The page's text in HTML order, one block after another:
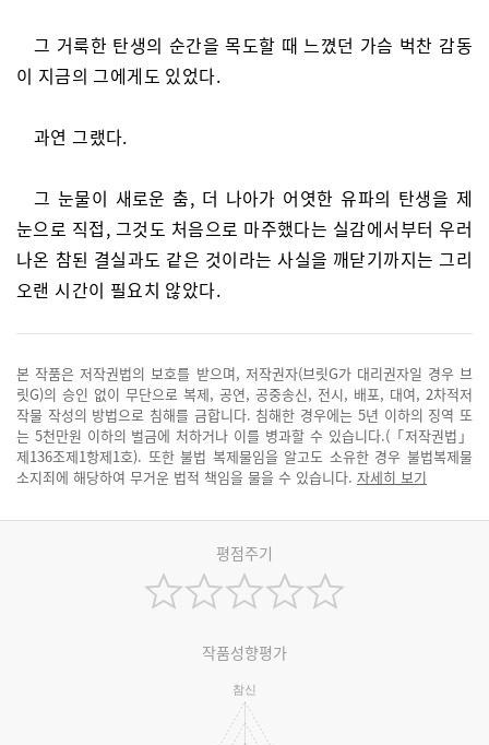
그 거룩한 탄생의 순간을 목도할 때 느꼈던 가슴 벅찬 감동
이 지금의 그에게도 있었다.
과연 그랬다.
그 눈물이 새로운 춤, 더 나아가 어엿한 유파의 탄생을 제
눈으로 직접, 그것도 처음으로 마주했다는 실감에서부터 우러
나온 참된 결실과도 같은 것이라는 사실을 깨닫기까지는 그리
오랜 시간이 필요치 않았다.
본 작품은 저작권법의 보호를 받으며, 저작권자(브릿G가 대리권자일 경우 브
릿G)의 승인 없이 무단으로 복제, 공연, 공중송신, 전시, 배포, 대여, 2차적저
작물 작성의 방법으로 침해를 금합니다. 침해한 경우에는 5년 이하의 징역 또
는 5천만원 이하의 벌금에 처하거나 이를 병과할 수 있습니다.(「저작권법」
제136조제1항제1호). 또한 불법 복제물임을 알고도 소유한 경우 불법복제물
소지죄에 해당하여 무거운 법적 책임을 물을 수 있습니다. 자세히 보기
평점주기
작품성향평가
참신